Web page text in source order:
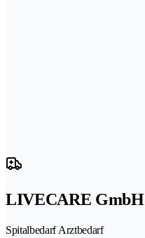
LIVECARE GmbH
Spitalbedarf Arztbedarf